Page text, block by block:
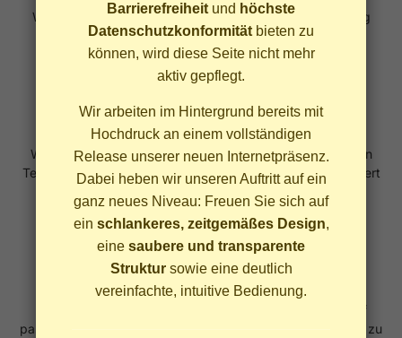
Barrierefreiheit und höchste
Datenschutzkonformität bieten zu
können, wird diese Seite nicht mehr
aktiv gepflegt.
Wir arbeiten im Hintergrund bereits mit
Hochdruck an einem vollständigen
Release unserer neuen Internetpräsenz.
Dabei heben wir unseren Auftritt auf ein
ganz neues Niveau: Freuen Sie sich auf
ein schlankeres, zeitgemäßes Design,
eine saubere und transparente
Struktursowie eine deutlich
vereinfachte, intuitive Bedienung.
Wir klären telefonisch oder vor Ort, welche Unterstützung
benötigt wird und welche Angebote passen.
Einsatzplanung
Wir suchen passende Ehrenamtliche oder Teams, stimmen
Termine ab und erklären transparent, wie die Hilfe organisiert
Begleitung & Rückmeldung
Unsere Ehrenamtlichen begleiten zuverlässig. Bei Bedarf
passen wir den Umfang an und halten auf Wunsch Kontakt zu